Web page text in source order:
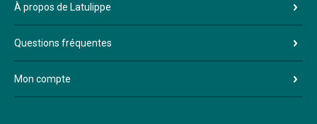
À propos de Latulippe
Questions fréquentes
Mon compte